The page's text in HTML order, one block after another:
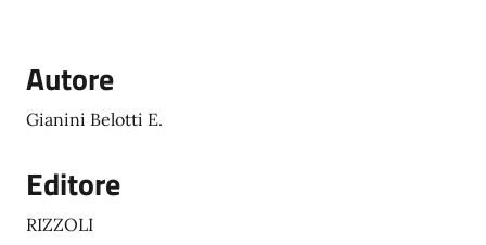
Autore
Gianini Belotti E.
Editore
RIZZOLI